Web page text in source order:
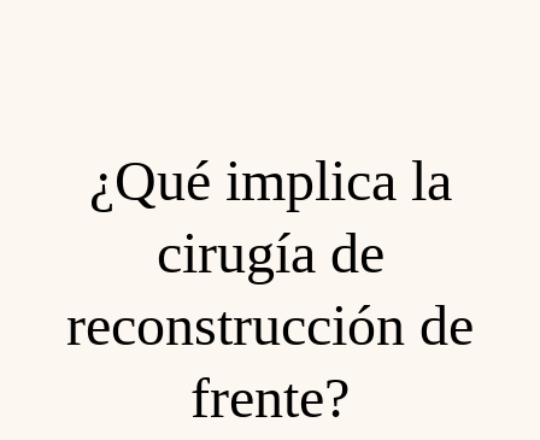
¿Qué implica la
cirugía de
reconstrucción de
frente?